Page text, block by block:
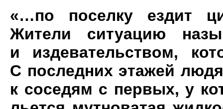
«…по поселку ездит
Жители ситуацию
и издевательством,
С последних этажей
к соседям с первых, у